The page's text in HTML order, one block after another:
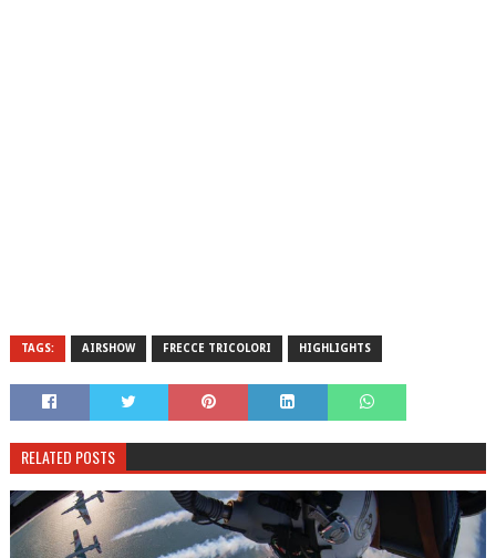
TAGS: AIRSHOW FRECCE TRICOLORI HIGHLIGHTS
RELATED POSTS